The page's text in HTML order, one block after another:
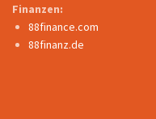
Finanzen:
88finance.com
88finanz.de